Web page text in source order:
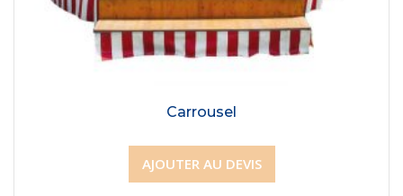
Carrousel
AJOUTER AU DEVIS